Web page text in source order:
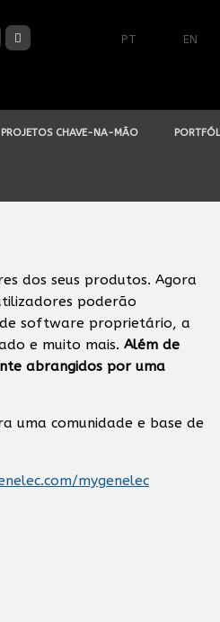
PT EN
PROJETOS CHAVE-NA-MÃO
dos seus produtos. Agora
poderão
software proprietário, a
e muito mais. Além de
abrangidos por uma
uma comunidade e base de
mygenelec